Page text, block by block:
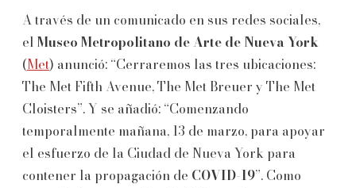
A través de un comunicado en sus redes sociales,
el Museo Metropolitano de Arte de Nueva York
(Met) anunció: “Cerraremos las tres ubicaciones:
The Met Fifth Avenue, The Met Breuer y The Met
Cloisters”. Y se añadió: “Comenzando
temporalmente mañana, 13 de marzo, para apoyar
el esfuerzo de la Ciudad de Nueva York para
contener la propagación de COVID-19”. Como